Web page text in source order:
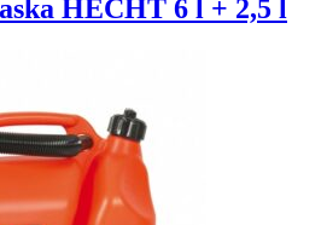
HECHT 6 l + 2,5 l